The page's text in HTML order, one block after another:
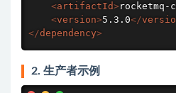
<artifactId>
<version>5.3.0</
</dependency>
2. 生产者示例